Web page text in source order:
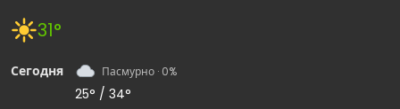
31°
Сегодня Пасмурно · 0%
25° / 34°